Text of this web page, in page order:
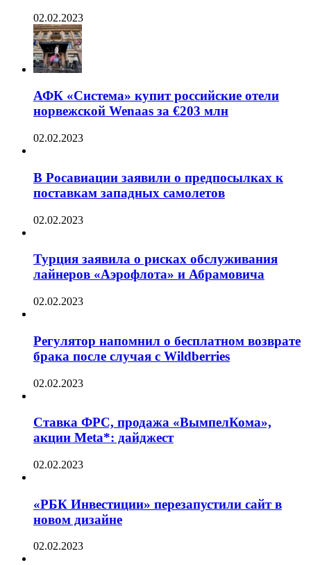
02.02.2023
АФК «Система» купит российские отели
норвежской Wenaas за €203 млн
02.02.2023
В Росавиации заявили о предпосылках к
поставкам западных самолетов
02.02.2023
Турция заявила о рисках обслуживания
лайнеров «Аэрофлота» и Абрамовича
02.02.2023
Регулятор напомнил о бесплатном возврате
брака после случая с Wildberries
02.02.2023
Ставка ФРС, продажа «ВымпелКома»,
акции Meta*: дайджест
02.02.2023
«РБК Инвестиции» перезапустили сайт в
новом дизайне
02.02.2023